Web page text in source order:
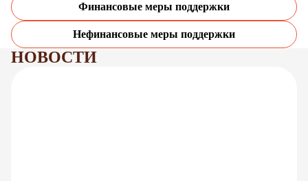
Финансовые меры поддержки
Нефинансовые меры поддержки
НОВОСТИ